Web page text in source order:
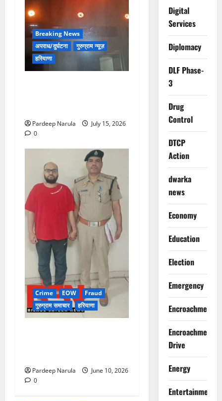
Breaking News
अपराध/दुर्घटना
गुरुग्राम न्यूज़
हरियाणा
Pardeep Narula
July 15, 2026
0
Crime EOW
Fraud
गुरुग्राम समाचार
हरियाणा
Pardeep Narula
June 10, 2026
0
Digital
Services
Diplomacy
DLF Phase-
3
Drug
Control
DTCP
Action
dwarka
news
Economy
Education
Election
Emergency
Encroachment
Encroachment
Drive
Energy
Entertainment